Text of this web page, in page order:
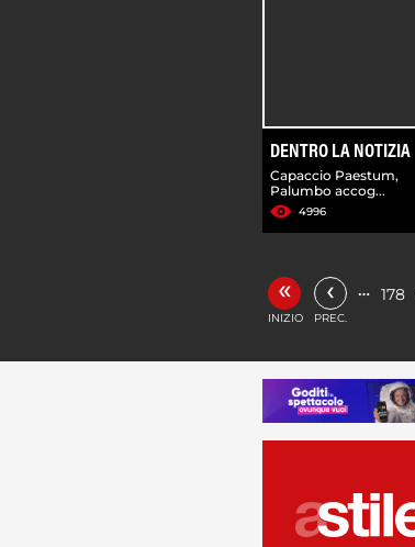
DENTRO LA NOTIZIA
Capaccio Paestum,
Palumbo accog...
4996
«
INIZIO
‹
PREC.
… 178